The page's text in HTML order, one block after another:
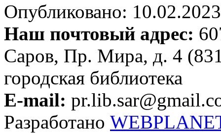
Опубликовано:
Наш почтовый адрес:
Саров, Пр. Мира, д. 4
городская библиотека
E-mail:
Разработано